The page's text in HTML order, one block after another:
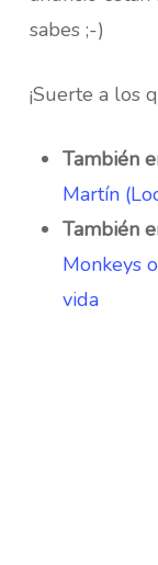
sabes ;-)
¡Suerte a los
También
Martín
También
Monkeys
vida